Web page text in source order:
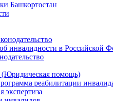
Башкортостан
инвалидности в Российской
помощь)
реабилитации
экспертиза